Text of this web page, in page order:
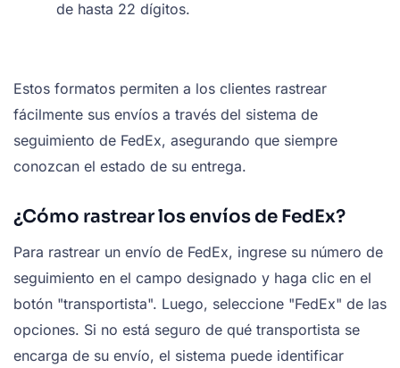
de hasta 22 dígitos.
Estos formatos permiten a los clientes rastrear
fácilmente sus envíos a través del sistema de
seguimiento de FedEx, asegurando que siempre
conozcan el estado de su entrega.
¿Cómo rastrear los envíos de FedEx?
Para rastrear un envío de FedEx, ingrese su número de
seguimiento en el campo designado y haga clic en el
botón "transportista". Luego, seleccione "FedEx" de las
opciones. Si no está seguro de qué transportista se
encarga de su envío, el sistema puede identificar